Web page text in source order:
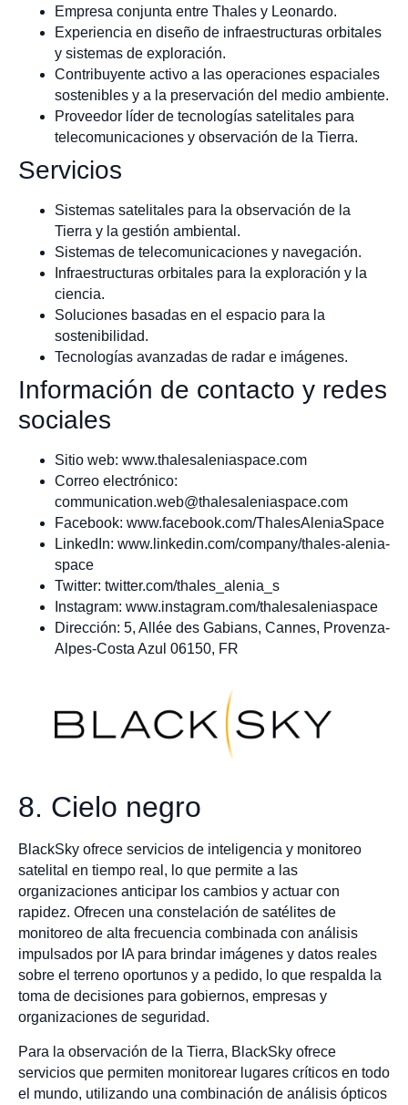
Empresa conjunta entre Thales y Leonardo.
Experiencia en diseño de infraestructuras orbitales
y sistemas de exploración.
Contribuyente activo a las operaciones espaciales
sostenibles y a la preservación del medio ambiente.
Proveedor líder de tecnologías satelitales para
telecomunicaciones y observación de la Tierra.
Servicios
Sistemas satelitales para la observación de la
Tierra y la gestión ambiental.
Sistemas de telecomunicaciones y navegación.
Infraestructuras orbitales para la exploración y la
ciencia.
Soluciones basadas en el espacio para la
sostenibilidad.
Tecnologías avanzadas de radar e imágenes.
Información de contacto y redes
sociales
Sitio web: www.thalesaleniaspace.com
Correo electrónico:
communication.web@thalesaleniaspace.com
Facebook: www.facebook.com/ThalesAleniaSpace
LinkedIn: www.linkedin.com/company/thales-alenia-
space
Twitter: twitter.com/thales_alenia_s
Instagram: www.instagram.com/thalesaleniaspace
Dirección: 5, Allée des Gabians, Cannes, Provenza-
Alpes-Costa Azul 06150, FR
8. Cielo negro
BlackSky ofrece servicios de inteligencia y monitoreo
satelital en tiempo real, lo que permite a las
organizaciones anticipar los cambios y actuar con
rapidez. Ofrecen una constelación de satélites de
monitoreo de alta frecuencia combinada con análisis
impulsados por IA para brindar imágenes y datos reales
sobre el terreno oportunos y a pedido, lo que respalda la
toma de decisiones para gobiernos, empresas y
organizaciones de seguridad.
Para la observación de la Tierra, BlackSky ofrece
servicios que permiten monitorear lugares críticos en todo
el mundo, utilizando una combinación de análisis ópticos